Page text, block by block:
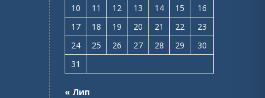
10
11 12 13 14 15
16
17
18 19 20 21 22
23
24
25 26 27 28 29
30
31
« Лип